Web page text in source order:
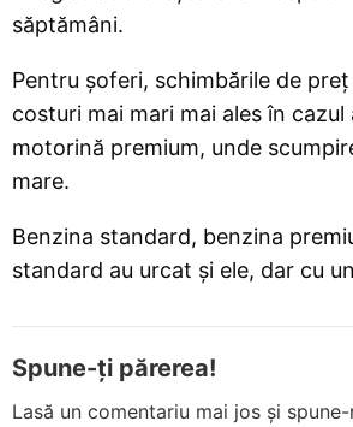
săptămâni.
Pentru șoferi, schimbările de
costuri mai mari mai ales în cazul
motorină premium, unde
mare.
Benzina standard, benzina
standard au urcat și ele, dar cu
Spune-ți părerea!
Lasă un comentariu mai jos și